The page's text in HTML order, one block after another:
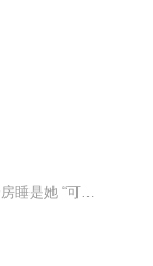
陆颜笙与九爷协议结婚，她警告对方别越界，却见他执着示好：称领带是爱意，大餐是心意，甚至被指分房睡是她 “可耻” 违约。外界传言九爷残忍暴戾，可当陆颜笙看着他洗手作羹汤，疑惑提问时，男人温柔吻上她的唇，低语 “传言不可信”。这场始于协议的婚姻...